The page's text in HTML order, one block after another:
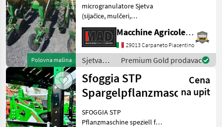
Marketplace
Ponude
trgovaca
Oglasi
Polovna mašina
microgranulatore Sjetva
(sijačice, mulčeri,
sjetvospremači i dr)
Pneumatske sijačice (za
kukuruz)
Macchine Agricole Devoti Srl
29013 Carpaneto Piacentino
Sjetva
(sijačice,
mulčeri,
sjetvospremači
i dr) /
Sfoggia
Premium Gold prodavac
Sfoggia STP
Spargelpflanzmaschine
Cena
na upit
SFOGGIA STP
Pflanzmaschine speziell für